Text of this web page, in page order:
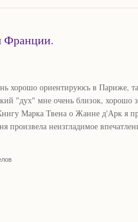
Франции.
хорошо ориентируюсь в Париже,
"дух" мне очень близок, хорошо
Марка Твена о Жанне д'Арк я
произвела неизгладимое